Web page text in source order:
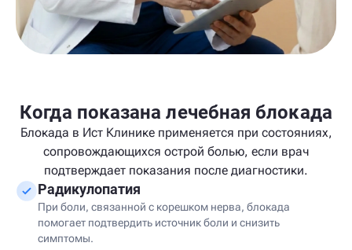
Когда показана лечебная блокада
Блокада в Ист Клинике применяется при состояниях,
сопровождающихся острой болью, если врач
подтверждает показания после диагностики.
Радикулопатия
При боли, связанной с корешком нерва, блокада
помогает подтвердить источник боли и снизить
симптомы.